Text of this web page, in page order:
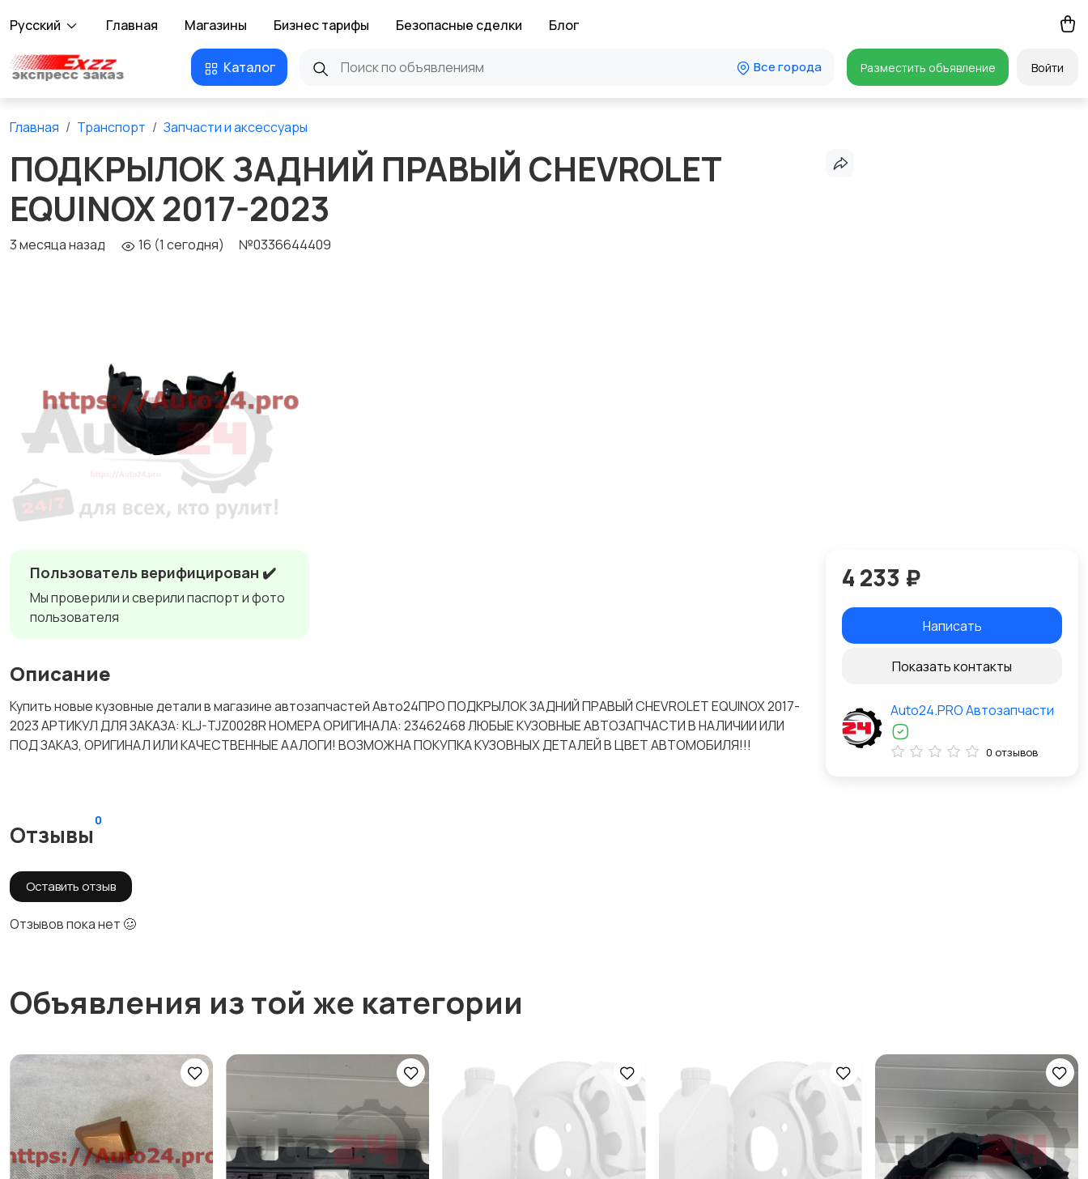
Русский Главная Магазины Бизнес тарифы Безопасные сделки Блог
Каталог Все города Разместить объявление Войти
Главная Транспорт Запчасти и аксессуары
ПОДКРЫЛОК ЗАДНИЙ ПРАВЫЙ CHEVROLET
EQUINOX 2017-2023
3 месяца назад 16 (1 сегодня) №0336644409
Пользователь верифицирован ✔️
Мы проверили и сверили паспорт и фото
пользователя
Описание
Купить новые кузовные детали в магазине автозапчастей Авто24ПРО ПОДКРЫЛОК ЗАДНИЙ ПРАВЫЙ CHEVROLET EQUINOX 2017-
2023 АРТИКУЛ ДЛЯ ЗАКАЗА: KLJ-TJZ0028R НОМЕРА ОРИГИНАЛА: 23462468 ЛЮБЫЕ КУЗОВНЫЕ АВТОЗАПЧАСТИ В НАЛИЧИИ ИЛИ
ПОД ЗАКАЗ, ОРИГИНАЛ ИЛИ КАЧЕСТВЕННЫЕ ААЛОГИ! ВОЗМОЖНА ПОКУПКА КУЗОВНЫХ ДЕТАЛЕЙ В ЦВЕТ АВТОМОБИЛЯ!!!
Отзывы
0
Оставить отзыв
Отзывов пока нет 🥴
4 233 ₽
Написать
Показать контакты
Auto24.PRO Автозапчасти
0 отзывов
Объявления из той же категории